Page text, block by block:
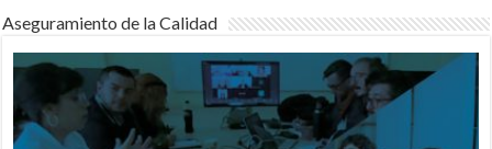
Aseguramiento de la Calidad